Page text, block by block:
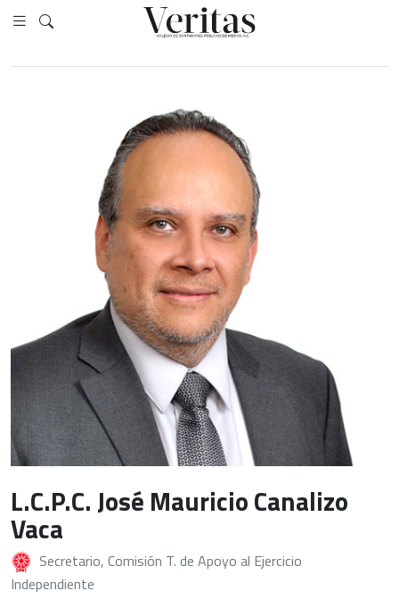
L.C.P.C. José Mauricio Canalizo
Vaca
Secretario, Comisión T. de Apoyo al Ejercicio
Independiente